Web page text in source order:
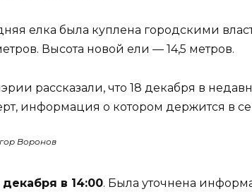
елка была куплена городскими
Высота новой ели — 14,5 метров.
рассказали, что 18 декабря в
информация о котором держится в
Воронов
в 14:00. Была уточнена